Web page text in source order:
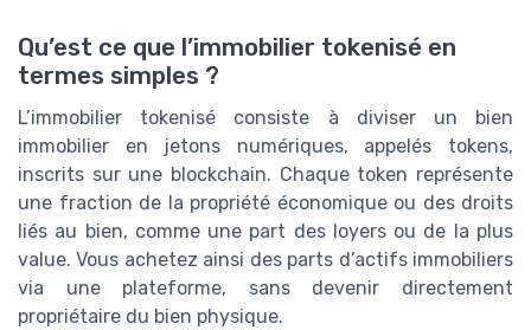
Qu’est ce que l’immobilier tokenisé en
termes simples ?
L’immobilier tokenisé consiste à diviser un bien
immobilier en jetons numériques, appelés tokens,
inscrits sur une blockchain. Chaque token représente
une fraction de la propriété économique ou des droits
liés au bien, comme une part des loyers ou de la plus
value. Vous achetez ainsi des parts d’actifs immobiliers
via une plateforme, sans devenir directement
propriétaire du bien physique.